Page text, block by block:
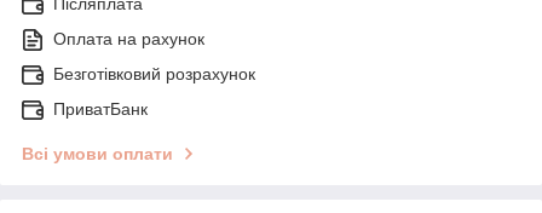
Оплата на рахунок
Безготівковий розрахунок
ПриватБанк
Всі умови оплати